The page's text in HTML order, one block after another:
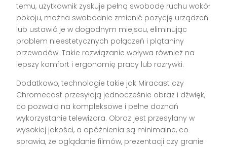
temu, użytkownik zyskuje pełną swobodę ruchu wokół
pokoju, można swobodnie zmienić pozycję urządzeń
lub ustawić je w dogodnym miejscu, eliminując
problem nieestetycznych połączeń i plątaniny
przewodów. Takie rozwiązanie wpływa również na
lepszy komfort i ergonomię pracy lub rozrywki.
Dodatkowo, technologie takie jak Miracast czy
Chromecast przesyłają jednocześnie obraz i dźwięk,
co pozwala na kompleksowe i pełne doznań
wykorzystanie telewizora. Obraz jest przesyłany w
wysokiej jakości, a opóźnienia są minimalne, co
sprawia, że oglądanie filmów, prezentacji czy granie